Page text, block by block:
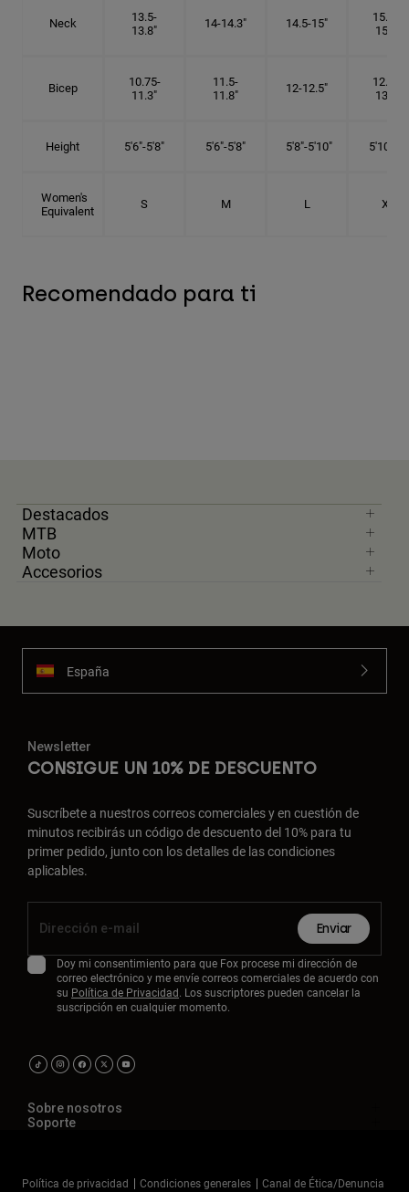
Neck
13.5-
13.8"
14-14.3" 14.5-15"
15.25-
15.5"
Bicep
10.75-
11.3"
11.5-
11.8"
12-12.5"
12.75-
13.3"
Height 5'6"-5'8" 5'6"-5'8" 5'8"-5'10" 5'10"- 6'
Women's
Equivalent
S M L XL
Recomendado para ti
Destacados
MTB
Moto
Accesorios
España
Newsletter
CONSIGUE UN 10% DE DESCUENTO
Suscríbete a nuestros correos comerciales y en cuestión de
minutos recibirás un código de descuento del 10% para tu
primer pedido, junto con los detalles de las condiciones
aplicables.
Enviar
Doy mi consentimiento para que Fox procese mi dirección de
correo electrónico y me envíe correos comerciales de acuerdo con
su Política de Privacidad. Los suscriptores pueden cancelar la
suscripción en cualquier momento.
Sobre nosotros
Soporte
Política de privacidad Condiciones generales Canal de Ética/Denuncia